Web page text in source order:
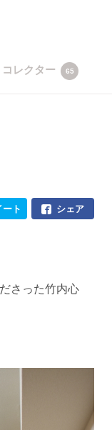
コレクター 65
シェア
ート
さった竹内心